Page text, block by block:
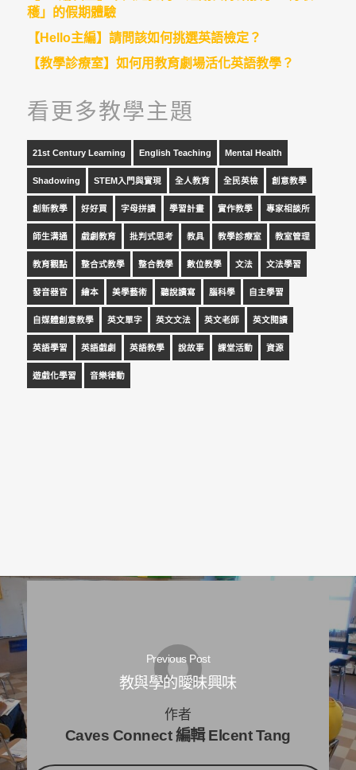
穫」的假期體驗
【Hello主編】請問該如何挑選英語檢定？
【教學診療室】如何用教育劇場活化英語教學？
看更多教學主題
21st Century Learning English Teaching Mental Health
Shadowing STEM入門與實現 全人教育 全民英檢 創意教學
創新教學 好好買 字母拼讀 學習計畫 實作教學 專家相談所
師生溝通 戲劇教育 批判式思考 教具 教學診療室 教室管理
教育觀點 整合式教學 整合教學 數位教學 文法 文法學習
發音器官 繪本 美學藝術 聽說讀寫 腦科學 自主學習
自媒體創意教學 英文單字 英文文法 英文老師 英文閱讀
英語學習 英語戲劇 英語教學 說故事 課堂活動 資源
遊戲化學習 音樂律動
Previous Post
教與學的曖昧興味
作者
Caves Connect 編輯 Elcent Tang